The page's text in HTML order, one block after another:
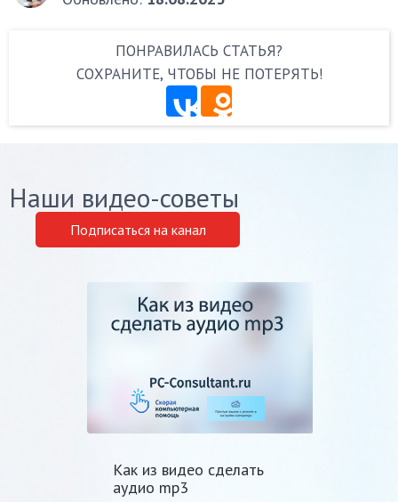
ПОНРАВИЛАСЬ СТАТЬЯ?
СОХРАНИТЕ, ЧТОБЫ НЕ ПОТЕРЯТЬ!
Наши видео-советы
Подписаться на канал
Как из видео сделать
аудио mp3